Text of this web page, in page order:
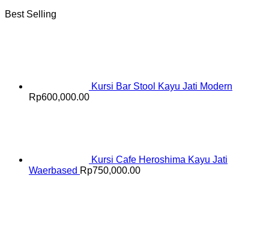
Best Selling
Kursi Bar Stool Kayu Jati Modern
Rp600,000.00
Kursi Cafe Heroshima Kayu Jati
Waerbased Rp750,000.00